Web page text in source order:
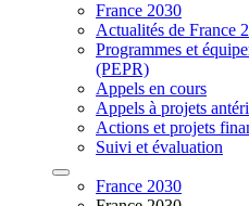
France 2030
Actualités de France
Programmes et
(PEPR)
Appels en cours
Appels à projets
Actions et projets
Suivi et évaluation
France 2030